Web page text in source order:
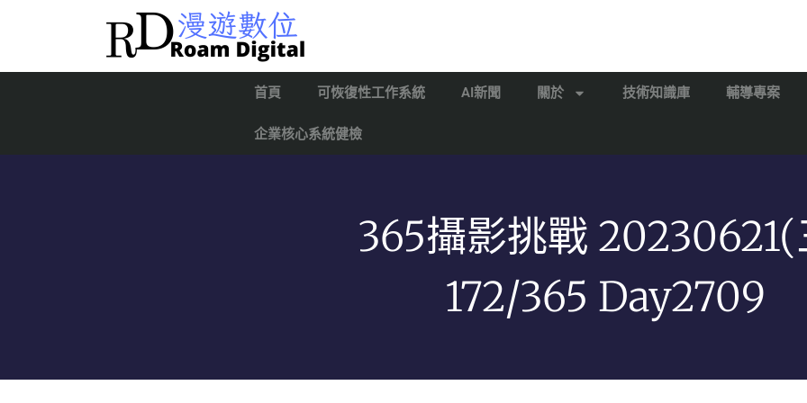
首頁 可恢復性工作系統 AI新聞 關於 技術知識庫 輔導專案
企業核心系統健檢
365攝影挑戰
172/365 Day2709